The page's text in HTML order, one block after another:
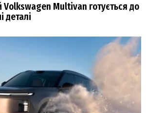
Volkswagen Multivan готується до
деталі